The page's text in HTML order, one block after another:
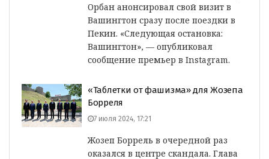
Орбан анонсировал свой визит в
Вашингтон сразу после поездки в
Пекин. «Следующая остановка:
Вашингтон», — опубликовал
сообщение премьер в Instagram.
«Таблетки от фашизма» для Жозепа
Борреля
7 июля 2024, 17:21
Жозеп Боррель в очередной раз
оказался в центре скандала. Глава